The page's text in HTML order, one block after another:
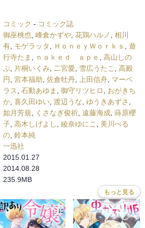
コミック - コミック誌
御巫桃也, 峰倉かずや, 花鶏ハルノ , 相川
有, モゲラッタ, ＨｏｎｅｙＷｏｒｋｓ , 遊
行寺たま , ｎａｋｅｄ ａｐｅ , 高山しの
ぶ, 片桐いくみ, 二宮愛, 雪広うたこ , 高殿
円, 宮本福助, 佐倉牡丹, 上田信舟, マーベ
ラス, 石動あゆま , 御守リツヒロ, おがきち
か, 喜久田ゆい, 渡辺うな, ゆうきあずさ ,
如月芳規, くさなぎ俊祈, 遠藤海成, 蒔原櫻
子, 高木しげよし, 綾奈ゆにこ , 美川べる
の, 鈴本純
一迅社
2015.01.27
2014.08.28
235.9MB
もっと見る